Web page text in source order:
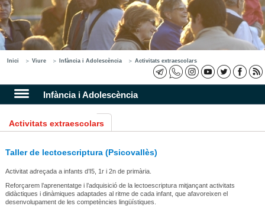
Inici Viure Infància i Adolescència Activitats extraescolars
Infància i Adolescència
Activitats extraescolars
Taller de lectoescriptura (Psicovallès)
Activitat adreçada a infants d’I5, 1r i 2n de primària.
Reforçarem l’aprenentatge i l’adquisició de la lectoescriptura mitjançant activitats
didàctiques i dinàmiques adaptades al ritme de cada infant, que afavoreixen el
desenvolupament de les competències lingüístiques.